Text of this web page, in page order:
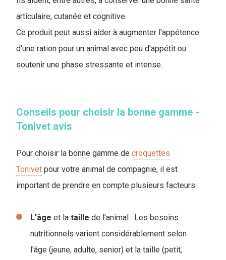
articulaire, cutanée et cognitive.
Ce produit peut aussi aider à augmenter l'appétence
d'une ration pour un animal avec peu d'appétit ou
soutenir une phase stressante et intense.
Conseils pour choisir la bonne gamme -
Tonivet avis
Pour choisir la bonne gamme de croquettes
Tonivet pour votre animal de compagnie, il est
important de prendre en compte plusieurs facteurs :
L'âge et la taille de l'animal : Les besoins
nutritionnels varient considérablement selon
l'âge (jeune, adulte, senior) et la taille (petit,